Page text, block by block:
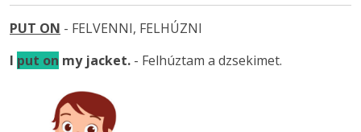
PUT ON - FELVENNI, FELHÚZNI
I put on my jacket. - Felhúztam a dzsekimet.